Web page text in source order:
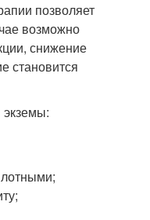
позволяет
возможно
снижение
становится